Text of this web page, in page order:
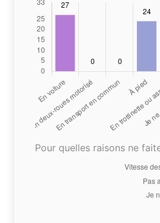
Pour quelles raisons ne